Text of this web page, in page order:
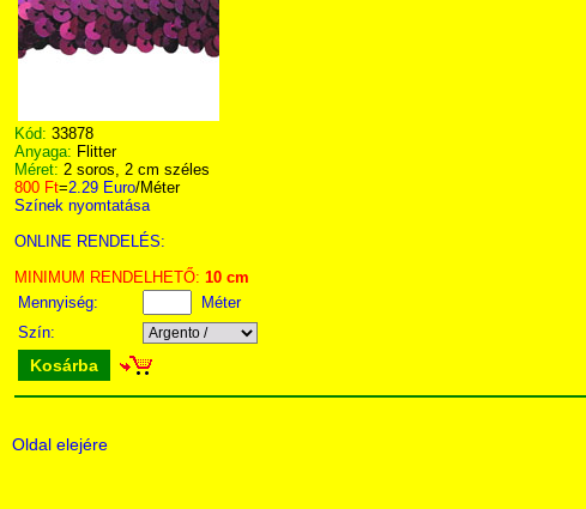
Kód: 33878
Anyaga: Flitter
Méret: 2 soros, 2 cm széles
800 Ft=2.29 Euro/Méter
Színek nyomtatása
ONLINE RENDELÉS:
MINIMUM RENDELHETŐ: 10 cm
Mennyiség:
Méter
Szín:
Kosárba
Oldal elejére